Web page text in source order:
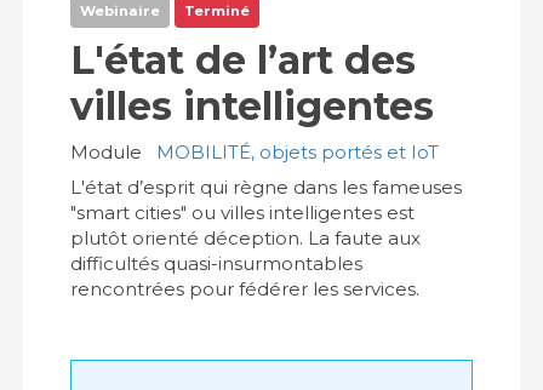
Webinaire Terminé
L'état de l’art des
villes intelligentes
Module
MOBILITÉ, objets portés et IoT
L'état d’esprit qui règne dans les fameuses
"smart cities" ou villes intelligentes est
plutôt orienté déception. La faute aux
difficultés quasi-insurmontables
rencontrées pour fédérer les services.